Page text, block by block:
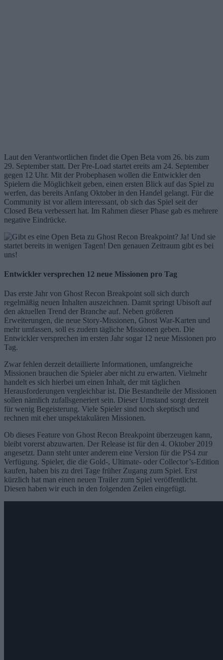
Laut den Verantwortlichen findet die Open Beta vom 26. bis zum
29. September statt. Der Pre-Load startet ereits am 24. September
gegen 12 Uhr. Mit der Probephasen wollen die Entwickler den
Spielern die Möglichkeit geben, einen ersten Blick auf das Spiel zu
werfen, das bereits Anfang Oktober in den Handel gelangt. Für die
Community ist vor allem interessant, ob sich das Spiel seit der
Closed Beta verbessert hat. Im Rahmen dieser Phase gab es mehrere
negative Eindrücke.
Entwickler versprechen 12 neue Missionen pro Tag
Das erste Jahr von Ghost Recon Breakpoint soll sich durch
regelmäßig neuen Inhalten auszeichnen. Damit springt Ubisoft auf
den aktuellen Trend der Branche auf. Neben größeren
Erweiterungen, die neue Story-Missionen, Ghost War-Karten und
mehr umfassen, soll es zudem tägliche Missionen geben. Die
Entwickler versprechen im ersten Jahr sogar 12 neue Missionen pro
Tag.
Zwar fehlen derzeit detaillierte Informationen, umfangreiche
Missionen brauchen die Spieler aber nicht zu erwarten. Vielmehr
handelt es sich hierbei um einen Inhalt, der mit täglichen
Herausforderungen vergleichbar ist. Die Bestandteile der Missionen
sollen nämlich zufallsgeneriert sein. Dieser Umstand sorgt derzeit
für wenig Begeisterung. Viele Spieler sind noch skeptisch und
rechnen mit eher unspektakulären Missionen.
Ob dieses Feature von Ghost Recon Breakpoint überzeugen kann,
bleibt vorerst abzuwarten. Der Release ist für den 4. Oktober 2019
angesetzt. Dann steht unter anderem eine Version für die PS4 zur
Verfügung. Spieler, die die Gold-, Ultimate- oder Collector’s-Edition
kaufen, haben bis zu drei Tage früher Zugang zum Spiel. Erst
kürzlich hat man einen neuen Trailer zum Spiel veröffentlicht.
Diesen haben wir euch in den folgenden Zeilen eingefügt.